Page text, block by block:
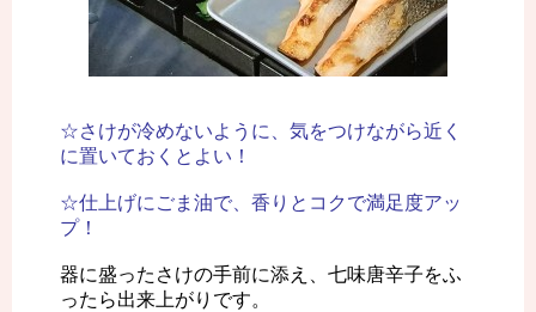
☆さけが冷めないように、気をつけながら近く
に置いておくとよい！
☆仕上げにごま油で、香りとコクで満足度アッ
プ！
器に盛ったさけの手前に添え、七味唐辛子をふ
ったら出来上がりです。